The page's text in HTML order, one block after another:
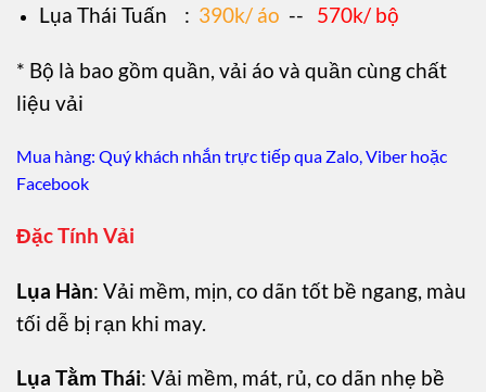
Lụa Thái Tuấn
: 390k/ áo -- 570k/ bộ
* Bộ là bao gồm quần, vải áo và quần cùng chất
liệu vải
Mua hàng: Quý khách nhắn trực tiếp qua Zalo, Viber hoặc
Facebook
Đặc Tính Vải
Lụa Hàn: Vải mềm, mịn, co dãn tốt bề ngang, màu
tối dễ bị rạn khi may.
Lụa Tằm Thái: Vải mềm, mát, rủ, co dãn nhẹ bề